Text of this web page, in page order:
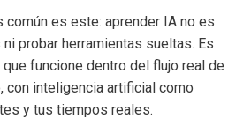
común es este: aprender IA no es
probar herramientas sueltas. Es
funcione dentro del flujo real de
con inteligencia artificial como
y tus tiempos reales.